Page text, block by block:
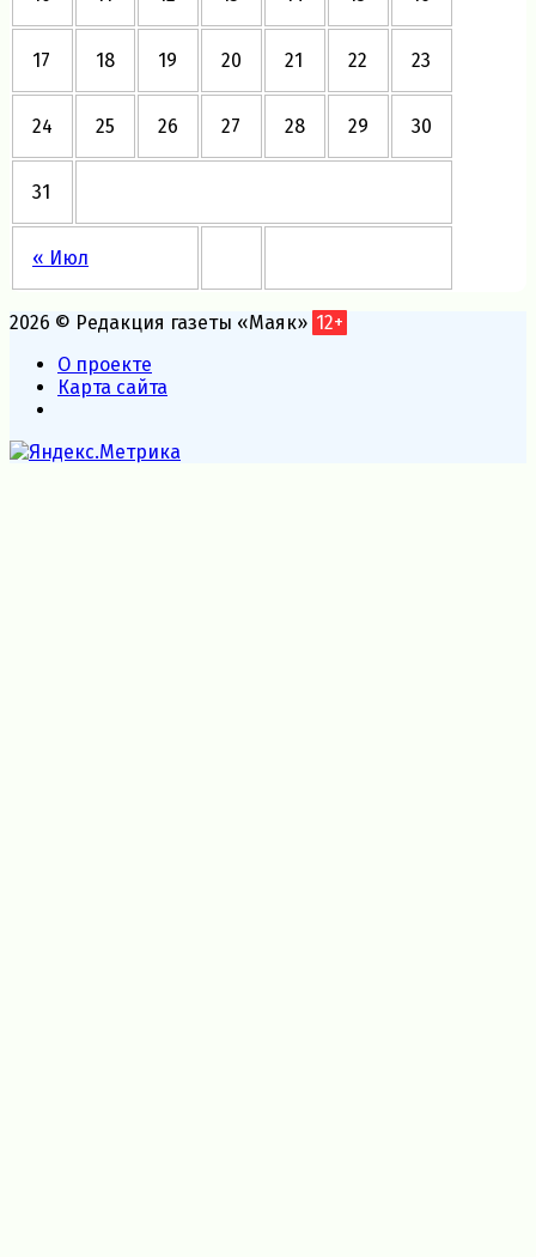
« Июл
17 18 19 20 21 22 23
24 25 26 27 28 29 30
31
2026 © Редакция газеты «Маяк» 12+
О проекте
Карта сайта